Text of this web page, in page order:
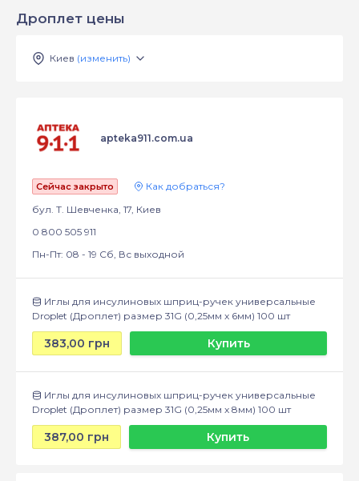
Дроплет цены
Киев (изменить)
apteka911.com.ua
Сейчас закрыто
Как добраться?
бул. Т. Шевченка, 17, Киев
0 800 505 911
Пн-Пт: 08 - 19 Сб, Вс выходной
Иглы для инсулиновых шприц-ручек универсальные
Droplet (Дроплет) размер 31G (0,25мм x 6мм) 100 шт
383,00 грн Купить
Иглы для инсулиновых шприц-ручек универсальные
Droplet (Дроплет) размер 31G (0,25мм x 8мм) 100 шт
387,00 грн Купить